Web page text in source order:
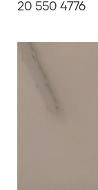
20 550 4776